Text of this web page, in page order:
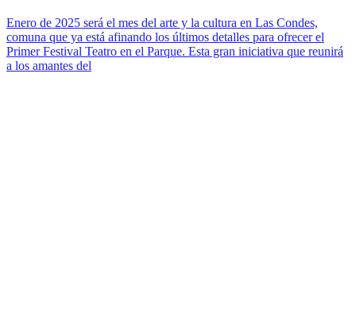
Enero de 2025 será el mes del arte y la cultura en Las Condes,
comuna que ya está afinando los últimos detalles para ofrecer el
Primer Festival Teatro en el Parque. Esta gran iniciativa que reunirá
a los amantes del